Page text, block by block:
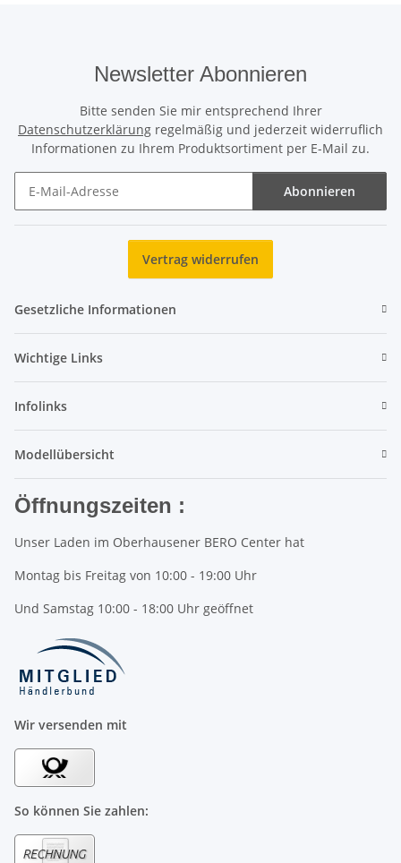
Newsletter Abonnieren
Bitte senden Sie mir entsprechend Ihrer
Datenschutzerklärung regelmäßig und jederzeit widerruflich
Informationen zu Ihrem Produktsortiment per E-Mail zu.
Abonnieren
Vertrag widerrufen
Gesetzliche Informationen
Wichtige Links
Infolinks
Modellübersicht
Öffnungszeiten :
Unser Laden im Oberhausener BERO Center hat
Montag bis Freitag von 10:00 - 19:00 Uhr
Und Samstag 10:00 - 18:00 Uhr geöffnet
Wir versenden mit
So können Sie zahlen: